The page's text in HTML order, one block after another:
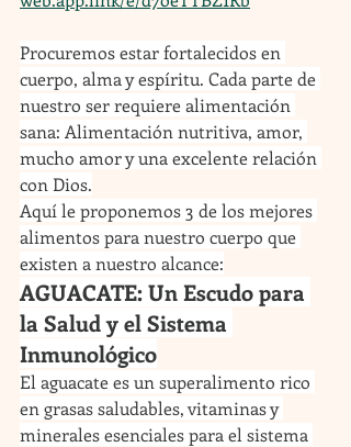
Procuremos estar fortalecidos en
cuerpo, alma y espíritu. Cada parte de
nuestro ser requiere alimentación
sana: Alimentación nutritiva, amor,
mucho amor y una excelente relación
con Dios.
Aquí le proponemos 3 de los mejores
alimentos para nuestro cuerpo que
existen a nuestro alcance:
AGUACATE: Un Escudo para
la Salud y el Sistema
Inmunológico
El aguacate es un superalimento rico
en grasas saludables, vitaminas y
minerales esenciales para el sistema